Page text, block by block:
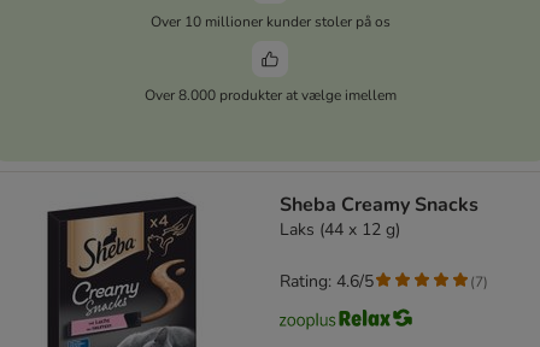
Over 10 millioner kunder stoler på os
Over 8.000 produkter at vælge imellem
Sheba Creamy Snacks
Laks (44 x 12 g)
Rating: 4.6/5 (7)